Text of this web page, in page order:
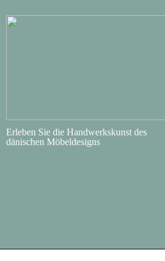
Erleben Sie die Handwerkskunst des
dänischen Möbeldesigns